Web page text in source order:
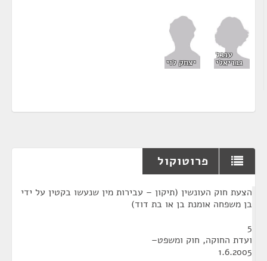
ענבל
גבריאלי יצחק לוי
פרוטוקול
הצעת חוק העונשין (תיקון – עבירות מין שנעשו בקטין על ידי
בן משפחה אומנת בן או בת דוד)
5
ועדת החוקה, חוק ומשפט–
1.6.2005